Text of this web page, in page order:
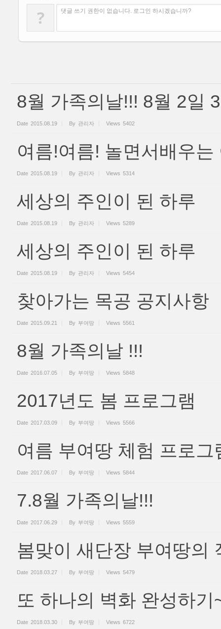
? 댓글 쓰기 권한이 없습니다. 로그인 하시겠습니까?
8월 가족의날!!! 8월 2일
Date 2015.08.19 By 관리자 Views 5402
여름!여름! 놀면서배우는
Date 2015.08.19 By 관리자 Views 5314
세상의 주인이 된 하루
Date 2015.08.19 By 관리자 Views 5289
세상의 주인이 된 하루
Date 2015.08.19 By 관리자 Views 5454
찾아가는 목공 공지사항
Date 2015.09.21 By 부여땅 Views 5561
8월 가족의날 !!!
Date 2016.07.05 By 부여땅 Views 5848
2017년도 봄 프로그램
Date 2017.03.09 By 부여땅 Views 5566
여름 부여땅 체험 프로그
Date 2017.06.07 By 부여땅 Views 5844
7.8월 가족의날!!!
Date 2017.06.29 By 부여땅 Views 5559
봄맞이 새단장 부여땅의
Date 2018.03.27 By 부여땅 Views 5479
또 하나의 벽화 완성하기
Date 2018.03.30 By 부여땅 Views 6722